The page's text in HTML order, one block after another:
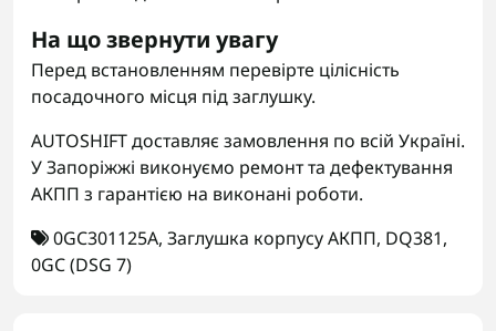
На що звернути увагу
Перед встановленням перевірте цілісність
посадочного місця під заглушку.
AUTOSHIFT доставляє замовлення по всій Україні.
У Запоріжжі виконуємо ремонт та дефектування
АКПП з гарантією на виконані роботи.
0GC301125A, Заглушка корпусу АКПП, DQ381,
0GC (DSG 7)